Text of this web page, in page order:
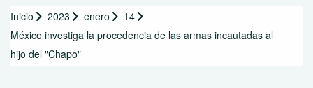
Inicio 2023 enero
14
México investiga la procedencia de las armas incautadas al
hijo del "Chapo"